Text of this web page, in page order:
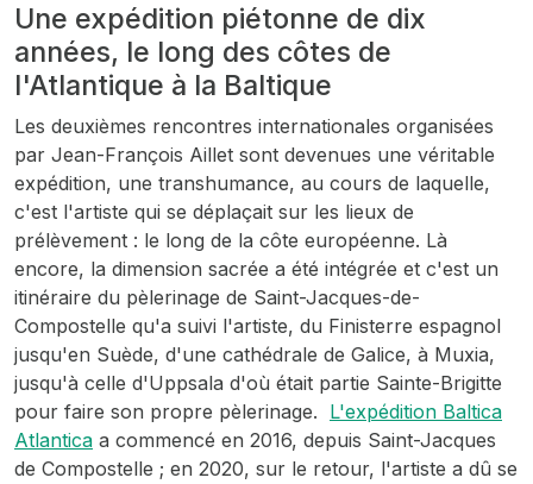
Une expédition piétonne de dix
années, le long des côtes de
l'Atlantique à la Baltique
Les deuxièmes rencontres internationales organisées
par Jean-François Aillet sont devenues une véritable
expédition, une transhumance, au cours de laquelle,
c'est l'artiste qui se déplaçait sur les lieux de
prélèvement : le long de la côte européenne. Là
encore, la dimension sacrée a été intégrée et c'est un
itinéraire du pèlerinage de Saint-Jacques-de-
Compostelle qu'a suivi l'artiste, du Finisterre espagnol
jusqu'en Suède, d'une cathédrale de Galice, à Muxia,
jusqu'à celle d'Uppsala d'où était partie Sainte-Brigitte
pour faire son propre pèlerinage. L'expédition Baltica
Atlantica a commencé en 2016, depuis Saint-Jacques
de Compostelle ; en 2020, sur le retour, l'artiste a dû se